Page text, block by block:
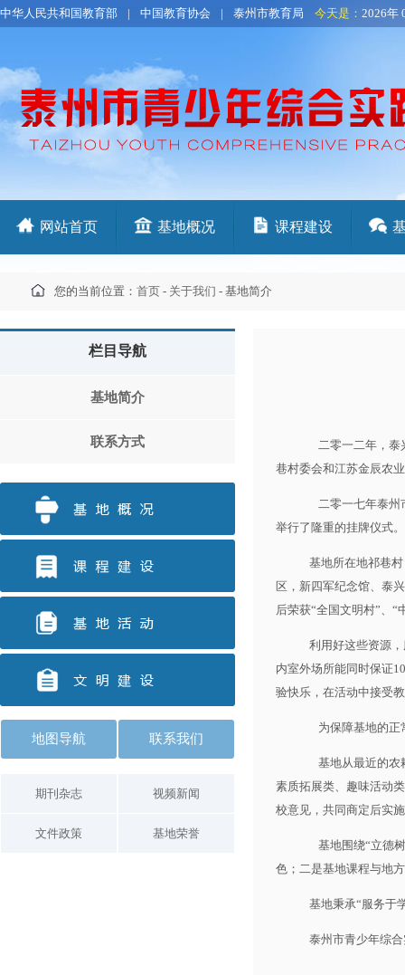
中华人民共和国教育部 | 中国教育协会 | 泰州市教育局 今天是： 2026年
网站首页 基地概况 课程建设
您的当前位置： 首页 - 关于我们 - 基地简介
栏目导航
基地简介
联系方式
地图导航 联系我们
期刊杂志 视频新闻
文件政策 基地荣誉
二零一二年，泰
巷村委会和江苏金辰农
二零一七年泰州
举行了隆重的挂牌仪式。
基地所在地祁巷
区，新四军纪念馆、泰
后荣获“全国文明村”、“
利用好这些资源
内室外场所能同时保证
验快乐，在活动中接受
为保障基地的
基地从最近的农
素质拓展类、趣味活动
校意见，共同商定后实
基地围绕“立德
色；二是基地课程与地
基地秉承“服务于
泰州市青少年综